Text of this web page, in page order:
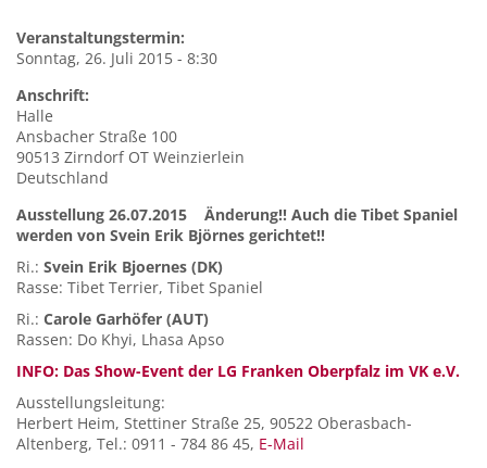
Veranstaltungstermin:
Sonntag, 26. Juli 2015 - 8:30
Anschrift:
Halle
Ansbacher Straße 100
90513 Zirndorf OT Weinzierlein
Deutschland
Ausstellung 26.07.2015 Änderung!! Auch die Tibet Spaniel
werden von Svein Erik Björnes gerichtet!!
Ri.: Svein Erik Bjoernes (DK)
Rasse: Tibet Terrier, Tibet Spaniel
Ri.: Carole Garhöfer (AUT)
Rassen: Do Khyi, Lhasa Apso
INFO: Das Show-Event der LG Franken Oberpfalz im VK e.V.
Ausstellungsleitung:
Herbert Heim, Stettiner Straße 25, 90522 Oberasbach-
Altenberg, Tel.: 0911 - 784 86 45, E-Mail